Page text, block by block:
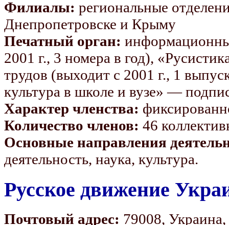
Филиалы: региональные
Днепропетровске и Крыму
Печатный орган:
2001 г., 3 номера в год),
трудов (выходит с 2001 г., 1
культура в школе и вузе» —
Характер членства:
Количество членов: 46
Основные направления
деятельность, наука, культура.
Русское движение
Почтовый адрес: 79008, Украина,